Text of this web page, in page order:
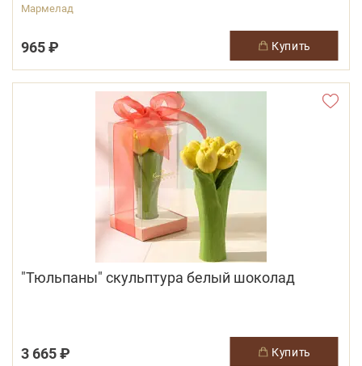
Мармелад
965 ₽ купить
"Тюльпаны" скульптура белый шоколад
3 665 ₽ купить